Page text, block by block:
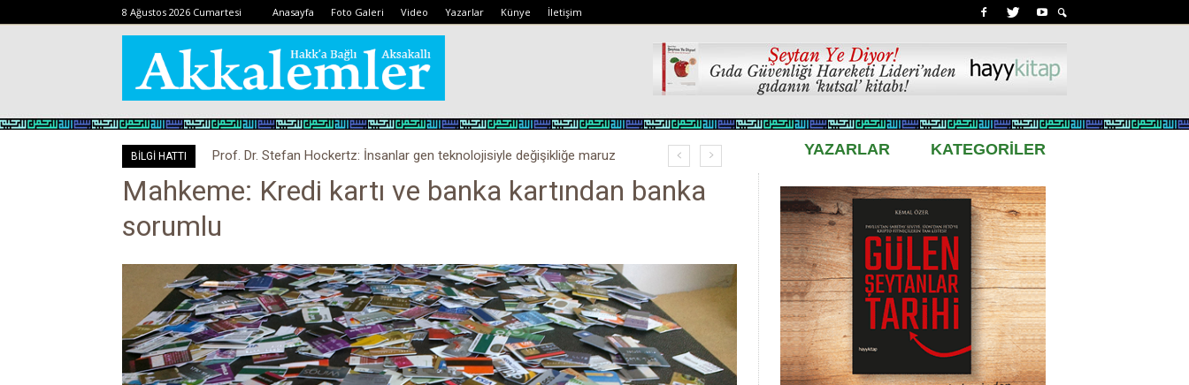
8 Ağustos 2026 Cumartesi Anasayfa Foto Galeri Video Yazarlar Künye İletişim
BİLGİ HATTI
Prof. Dr. Stefan Hockertz: İnsanlar gen teknolojisiyle değişikliğe maruz
YAZARLAR KATEGORİLER
Mahkeme: Kredi kartı ve banka kartından banka
sorumlu